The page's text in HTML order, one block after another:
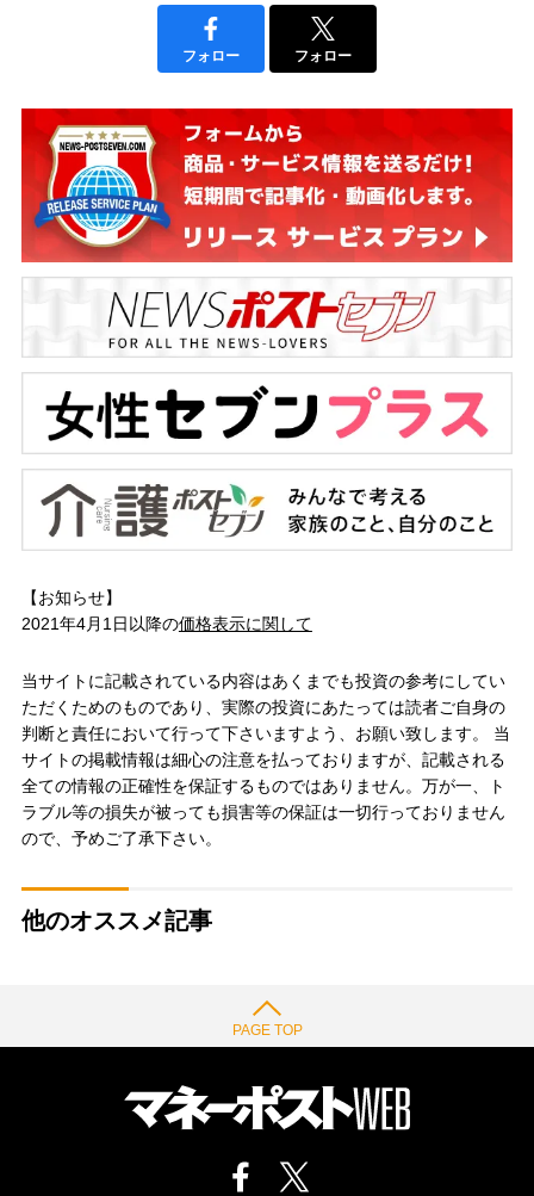
フォロー フォロー
【お知らせ】
2021年4月1日以降の価格表示に関して
当サイトに記載されている内容はあくまでも投資の参考にしてい
ただくためのものであり、実際の投資にあたっては読者ご自身の
判断と責任において行って下さいますよう、お願い致します。 当
サイトの掲載情報は細心の注意を払っておりますが、記載される
全ての情報の正確性を保証するものではありません。万が一、ト
ラブル等の損失が被っても損害等の保証は一切行っておりません
ので、予めご了承下さい。
他のオススメ記事
PAGE TOP